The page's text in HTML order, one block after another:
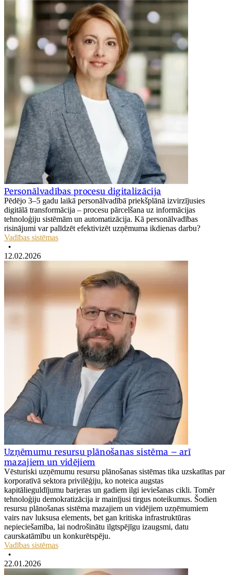
Personālvadības procesu digitalizācija
Pēdējo 3–5 gadu laikā personālvadībā priekšplānā izvirzījusies
digitālā transformācija – procesu pārcelšana uz informācijas
tehnoloģiju sistēmām un automatizācija. Kā personālvadības
risinājumi var palīdzēt efektivizēt uzņēmuma ikdienas darbu?
Vadības sistēmas
•
12.02.2026
Uzņēmumu resursu plānošanas sistēma – arī
mazajiem un vidējiem
Vēsturiski uzņēmumu resursu plānošanas sistēmas tika uzskatītas par
korporatīvā sektora privilēģiju, ko noteica augstas
kapitālieguldījumu barjeras un gadiem ilgi ieviešanas cikli. Tomēr
tehnoloģiju demokratizācija ir mainījusi tirgus noteikumus. Šodien
resursu plānošanas sistēma mazajiem un vidējiem uzņēmumiem
vairs nav luksusa elements, bet gan kritiska infrastruktūras
nepieciešamība, lai nodrošinātu ilgtspējīgu izaugsmi, datu
caurskatāmību un konkurētspēju.
Vadības sistēmas
•
22.01.2026